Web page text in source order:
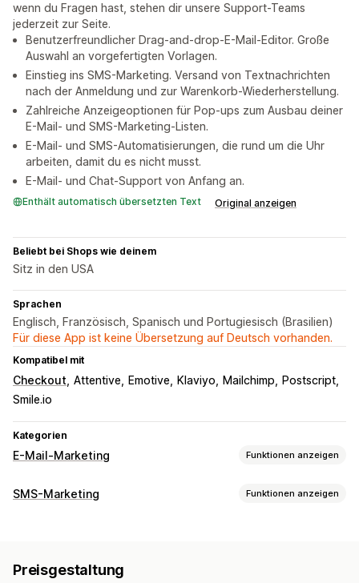
wenn du Fragen hast, stehen dir unsere Support-Teams
jederzeit zur Seite.
Benutzerfreundlicher Drag-and-drop-E-Mail-Editor. Große
Auswahl an vorgefertigten Vorlagen.
Einstieg ins SMS-Marketing. Versand von Textnachrichten
nach der Anmeldung und zur Warenkorb-Wiederherstellung.
Zahlreiche Anzeigeoptionen für Pop-ups zum Ausbau deiner
E-Mail- und SMS-Marketing-Listen.
E-Mail- und SMS-Automatisierungen, die rund um die Uhr
arbeiten, damit du es nicht musst.
E-Mail- und Chat-Support von Anfang an.
Enthält automatisch übersetzten Text Original anzeigen
Beliebt bei Shops wie deinem
Sitz in den USA
Sprachen
Englisch, Französisch, Spanisch und Portugiesisch (Brasilien)
Für diese App ist keine Übersetzung auf Deutsch vorhanden.
Kompatibel mit
Checkout Attentive Emotive Klaviyo Mailchimp
Postscript
Smile.io
Kategorien
E-Mail-Marketing Funktionen anzeigen
Kampagnentypen
Warenkorb-E-Mails
SMS-Marketing Funktionen anzeigen
Personalisierte Nachrichten
Preisgestaltung